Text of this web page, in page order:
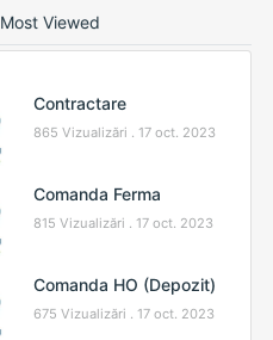
Most Viewed
Contractare
865 Vizualizări . 17 oct. 2023
Comanda Ferma
815 Vizualizări . 17 oct. 2023
Comanda HO (Depozit)
675 Vizualizări . 17 oct. 2023